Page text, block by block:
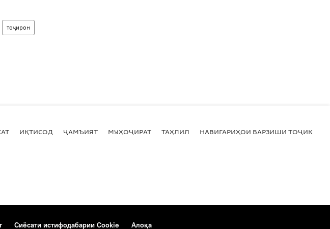
тоҷирон
ИҚТИСОД ҶАМЪИЯТ МУҲОҶИРАТ ТАҲЛИЛ НАВИГАРИҲОИ ВАРЗИШИ
Сиёсати истифодабарии Cookie Алоқа